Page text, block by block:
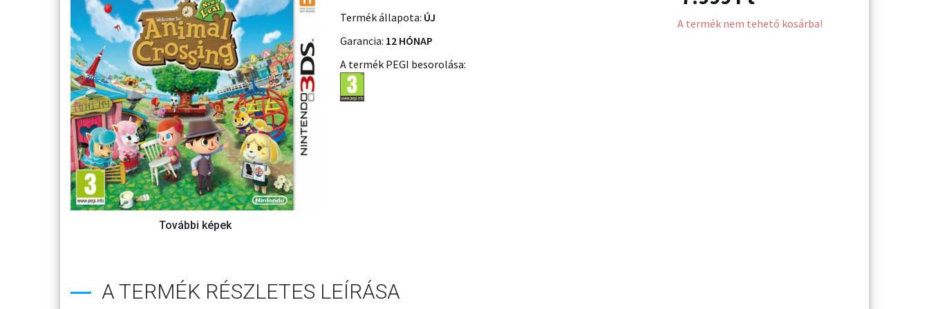
Termék állapota: ÚJ
Garancia: 12 HÓNAP
A termék PEGI besorolása:
A termék nem tehető kosárba!
A TERMÉK RÉSZLETES LEÍRÁSA